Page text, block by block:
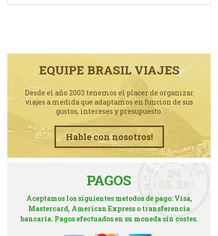
EQUIPE BRASIL VIAJES
Desde el año 2003 tenemos el placer de organizar
viajes a medida que adaptamos en funcion de sus
gustos, intereses y presupuesto.
Hable con nosotros!
PAGOS
Aceptamos los siguientes metodos de pago: Visa,
Mastercard, American Express o transferencia
bancaria. Pagos efectuados en su moneda sin costes.